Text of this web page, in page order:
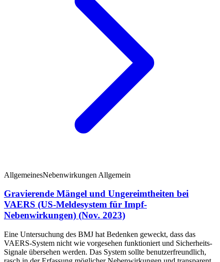
AllgemeinesNebenwirkungen Allgemein
Gravierende Mängel und Ungereimtheiten bei
VAERS (US-Meldesystem für Impf-
Nebenwirkungen) (Nov. 2023)
Eine Untersuchung des BMJ hat Bedenken geweckt, dass das
VAERS-System nicht wie vorgesehen funktioniert und Sicherheits-
Signale übersehen werden. Das System sollte benutzerfreundlich,